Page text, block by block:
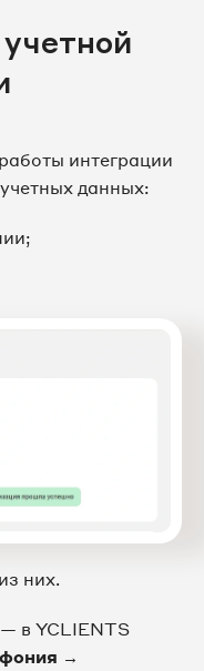
интеграции
данных:
них.
— в YCLIENTS
→